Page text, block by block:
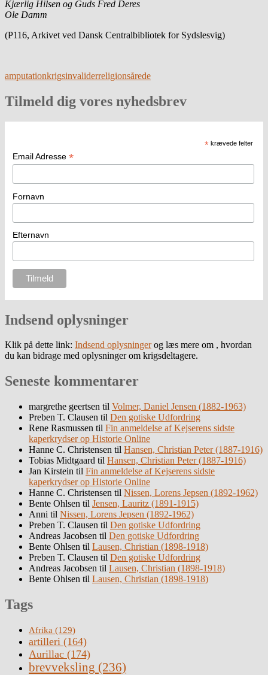
Kjærlig Hilsen og Guds Fred Deres
Ole Damm
(P116, Arkivet ved Dansk Centralbibliotek for Sydslesvig)
amputationkrigsinvaliderreligionsårede
Tilmeld dig vores nyhedsbrev
* krævede felter
Email Adresse *
Fornavn
Efternavn
Indsend oplysninger
Klik på dette link: Indsend oplysningerog læs mere om , hvordan
du kan bidrage med oplysninger om krigsdeltagere.
Seneste kommentarer
margrethe geertsen til Volmer, Daniel Jensen (1882-1963)
Preben T. Clausen til Den gotiske Udfordring
Rene Rasmussen til Fin anmeldelse af Kejserens sidste
kaperkrydser op Historie Online
Hanne C. Christensen til Hansen, Christian Peter (1887-1916)
Tobias Midtgaard til Hansen, Christian Peter (1887-1916)
Jan Kirstein til Fin anmeldelse af Kejserens sidste
kaperkrydser op Historie Online
Hanne C. Christensen til Nissen, Lorens Jepsen (1892-1962)
Bente Ohlsen til Jensen, Lauritz (1891-1915)
Anni til Nissen, Lorens Jepsen (1892-1962)
Preben T. Clausen til Den gotiske Udfordring
Andreas Jacobsen til Den gotiske Udfordring
Bente Ohlsen til Lausen, Christian (1898-1918)
Preben T. Clausen til Den gotiske Udfordring
Andreas Jacobsen til Lausen, Christian (1898-1918)
Bente Ohlsen til Lausen, Christian (1898-1918)
Tags
Afrika (129)
artilleri (164)
Aurillac (174)
brevveksling (236)